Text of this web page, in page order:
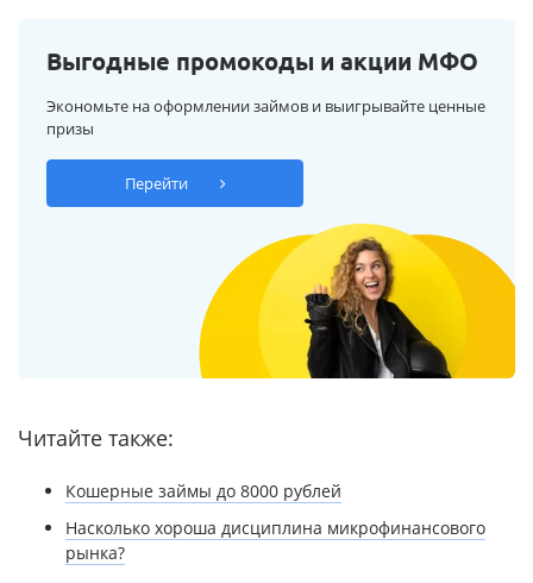
Выгодные промокоды и акции МФО
Экономьте на оформлении займов и выигрывайте ценные
призы
Перейти
Читайте также:
Кошерные займы до 8000 рублей
Насколько хороша дисциплина микрофинансового
рынка?